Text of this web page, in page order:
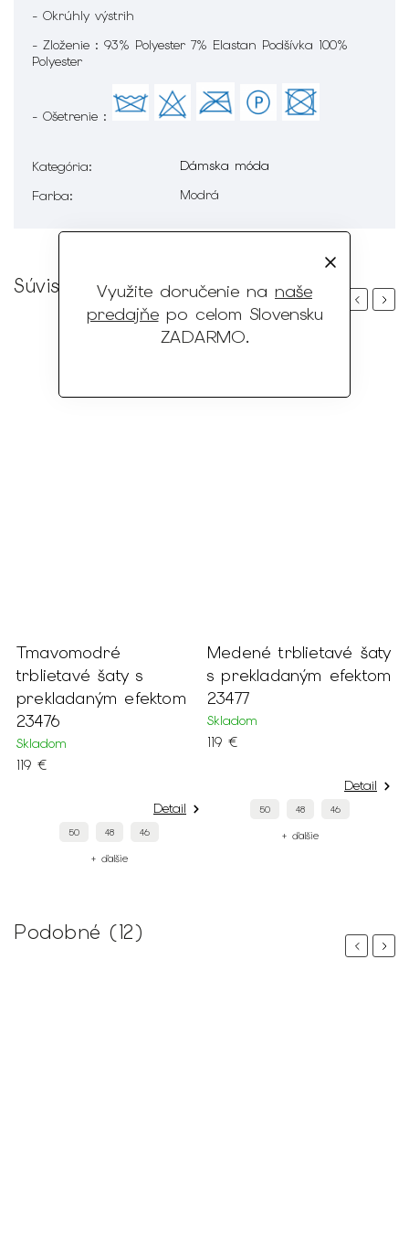
Využite doručenie na naše
predajňepo celom Slovensku
ZADARMO.
- Okrúhly výstrih
- Zloženie : 93% Polyester 7% Elastan Podšívka 100%
Polyester
- Ošetrenie :
Kategória:
Dámska móda
Farba: Modrá
Súvisiaci tovar
Previous
Tmavomodré
trblietavé šaty s
prekladaným efektom
23476
Skladom
119 €
Detail
50 48 46
+ ďalšie
Medené trblietavé šaty
s prekladaným efektom
23477
Skladom
119 €
Detail
50 48 46
+ ďalšie
Next
Podobné (12)
PreviousNext